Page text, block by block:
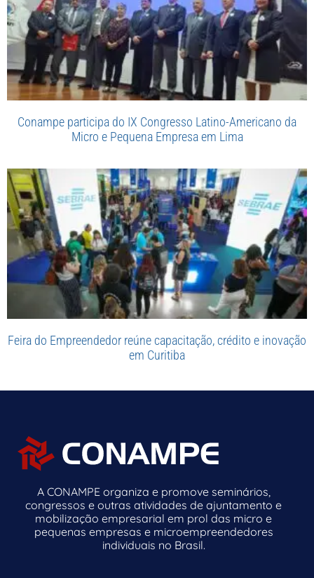
Conampe participa do IX Congresso Latino-Americano da
Micro e Pequena Empresa em Lima
Feira do Empreendedor reúne capacitação, crédito e inovação
em Curitiba
A CONAMPE organiza e promove seminários,
congressos e outras atividades de ajuntamento e
mobilização empresarial em prol das micro e
pequenas empresas e microempreendedores
individuais no Brasil.